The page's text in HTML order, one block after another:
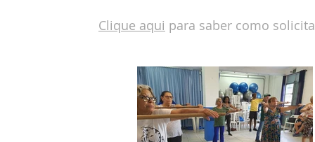
Clique aqui para saber como